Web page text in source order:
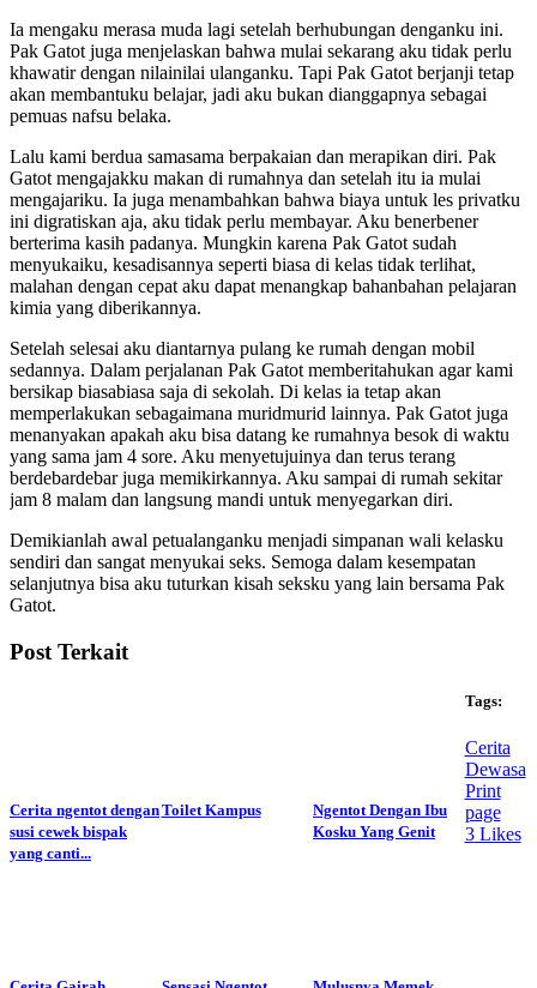
Ia mengaku merasa muda lagi setelah berhubungan denganku ini.
Pak Gatot juga menjelaskan bahwa mulai sekarang aku tidak perlu
khawatir dengan nilainilai ulanganku. Tapi Pak Gatot berjanji tetap
akan membantuku belajar, jadi aku bukan dianggapnya sebagai
pemuas nafsu belaka.
Lalu kami berdua samasama berpakaian dan merapikan diri. Pak
Gatot mengajakku makan di rumahnya dan setelah itu ia mulai
mengajariku. Ia juga menambahkan bahwa biaya untuk les privatku
ini digratiskan aja, aku tidak perlu membayar. Aku benerbener
berterima kasih padanya. Mungkin karena Pak Gatot sudah
menyukaiku, kesadisannya seperti biasa di kelas tidak terlihat,
malahan dengan cepat aku dapat menangkap bahanbahan pelajaran
kimia yang diberikannya.
Setelah selesai aku diantarnya pulang ke rumah dengan mobil
sedannya. Dalam perjalanan Pak Gatot memberitahukan agar kami
bersikap biasabiasa saja di sekolah. Di kelas ia tetap akan
memperlakukan sebagaimana muridmurid lainnya. Pak Gatot juga
menanyakan apakah aku bisa datang ke rumahnya besok di waktu
yang sama jam 4 sore. Aku menyetujuinya dan terus terang
berdebardebar juga memikirkannya. Aku sampai di rumah sekitar
jam 8 malam dan langsung mandi untuk menyegarkan diri.
Demikianlah awal petualanganku menjadi simpanan wali kelasku
sendiri dan sangat menyukai seks. Semoga dalam kesempatan
selanjutnya bisa aku tuturkan kisah seksku yang lain bersama Pak
Gatot.
Post Terkait
Cerita ngentot dengan
susi cewek bispak
yang canti...
Toilet Kampus
Ngentot Dengan Ibu
Kosku Yang Genit
Tags:
Cerita
Dewasa
Print
page
3Likes